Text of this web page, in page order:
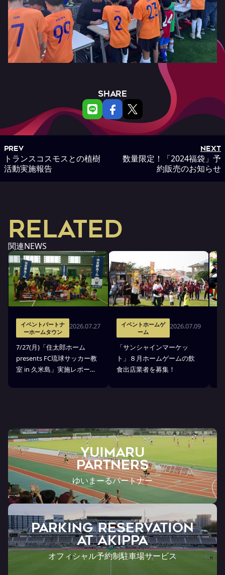
SHARE
PREV
トランスコスモスとの植樹
活動実施報告
NEXT
数量限定！「2024福袋」予
約販売のお知らせ
RELATED
関連NEWS
イベントパートナ
ーホームタウン
2026.07.27
7/27(月)「住太郎ホーム
presents FC琉球サッカー教
室 in 久米島」実施レポー
イベントホームゲ
ーム
2026.07.09
「サンシャインマーケッ
ト」８月ホームゲームの飲
食出店業者を募集！
YUIMARU
Partners
ゆいまーるパートナー
PARKING RESERVATION
AT Akippa
オフィシャル予約制駐車場サービス